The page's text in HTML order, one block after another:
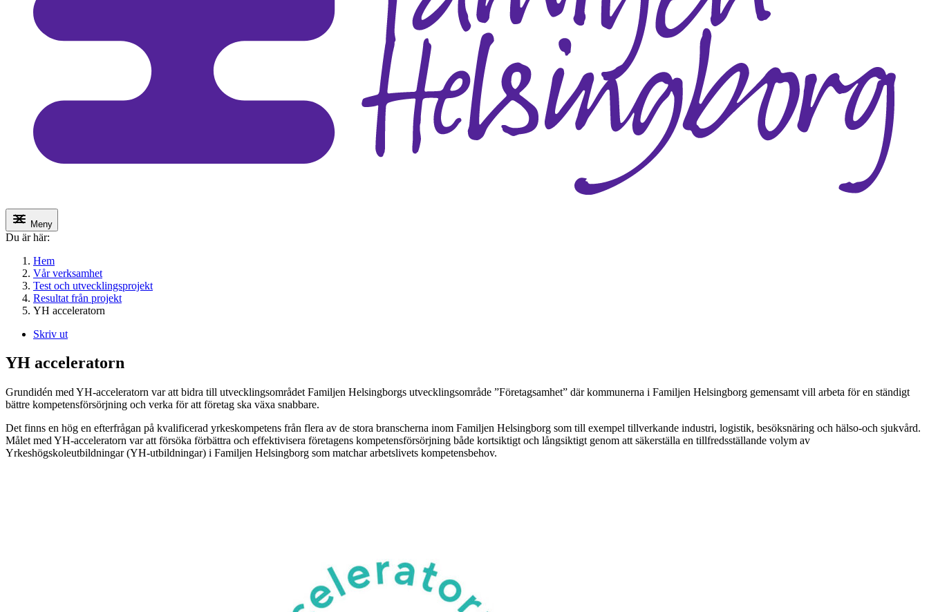
Meny
Du är här:
Hem
Vår verksamhet
Test och utvecklingsprojekt
Resultat från projekt
YH acceleratorn
Skriv ut
YH acceleratorn
Grundidén med YH-acceleratorn var att bidra till utvecklingsområdet Familjen Helsingborgs utvecklingsområde ”Företagsamhet” där kommunerna i Familjen Helsingborg gemensamt vill arbeta för en ständigt
bättre kompetensförsörjning och verka för att företag ska växa snabbare.
Det finns en hög en efterfrågan på kvalificerad yrkeskompetens från flera av de stora branscherna inom Familjen Helsingborg som till exempel tillverkande industri, logistik, besöksnäring och hälso-och sjukvård.
Målet med YH-acceleratorn var att försöka förbättra och effektivisera företagens kompetensförsörjning både kortsiktigt och långsiktigt genom att säkerställa en tillfredsställande volym av
Yrkeshögskoleutbildningar (YH-utbildningar) i Familjen Helsingborg som matchar arbetslivets kompetensbehov.